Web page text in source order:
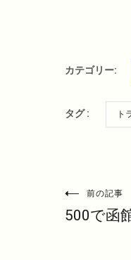
カテゴリー:
タグ : ト
投
稿
前の記事
500で函